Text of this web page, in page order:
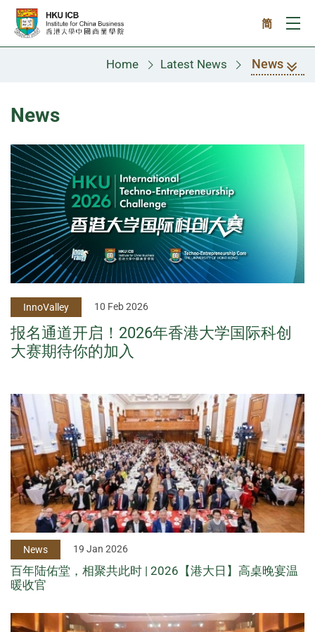
Skip to main content
简
Home Latest News News
News
InnoValley 10 Feb 2026
报名通道开启！2026年香港大学国际科创
大赛期待你的加入
News 19 Jan 2026
百年陆佑堂，相聚共此时 | 2026【港大日】高桌晚宴温
暖收官